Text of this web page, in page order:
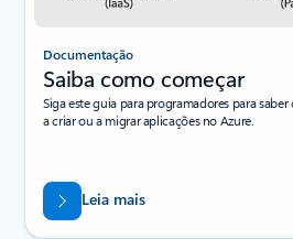
Documentação
Saiba como começar
Siga este guia para programadores para
a criar ou a migrar aplicações no Azure.
Leia mais